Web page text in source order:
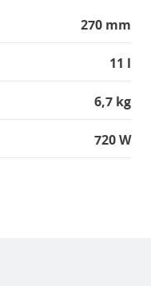
270 mm
11 l
6,7 kg
720 W